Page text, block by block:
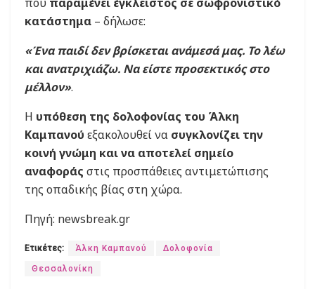
κατάστημα – δήλωσε:
«Ένα παιδί δεν βρίσκεται ανάμεσά μας. Το λέω
και ανατριχιάζω. Να είστε προσεκτικός στο
μέλλον».
Η υπόθεση της δολοφονίας του Άλκη
Καμπανού εξακολουθεί να συγκλονίζει την
κοινή γνώμη και να αποτελεί σημείο
αναφοράς στις προσπάθειες αντιμετώπισης
της οπαδικής βίας στη χώρα.
Πηγή: newsbreak.gr
Ετικέτες: Άλκη Καμπανού Δολοφονία
Θεσσαλονίκη